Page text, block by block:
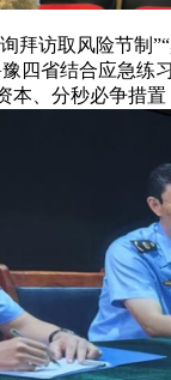
访取风险节制”“
四省结合应急
本、分秒必争措